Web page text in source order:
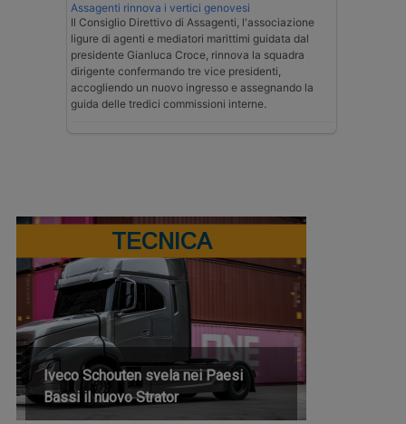
Assagenti rinnova i vertici genovesi
Il Consiglio Direttivo di Assagenti, l'associazione
ligure di agenti e mediatori marittimi guidata dal
presidente Gianluca Croce, rinnova la squadra
dirigente confermando tre vice presidenti,
accogliendo un nuovo ingresso e assegnando la
guida delle tredici commissioni interne.
TECNICA
Iveco Schouten svela nei Paesi
Bassi il nuovo Strator